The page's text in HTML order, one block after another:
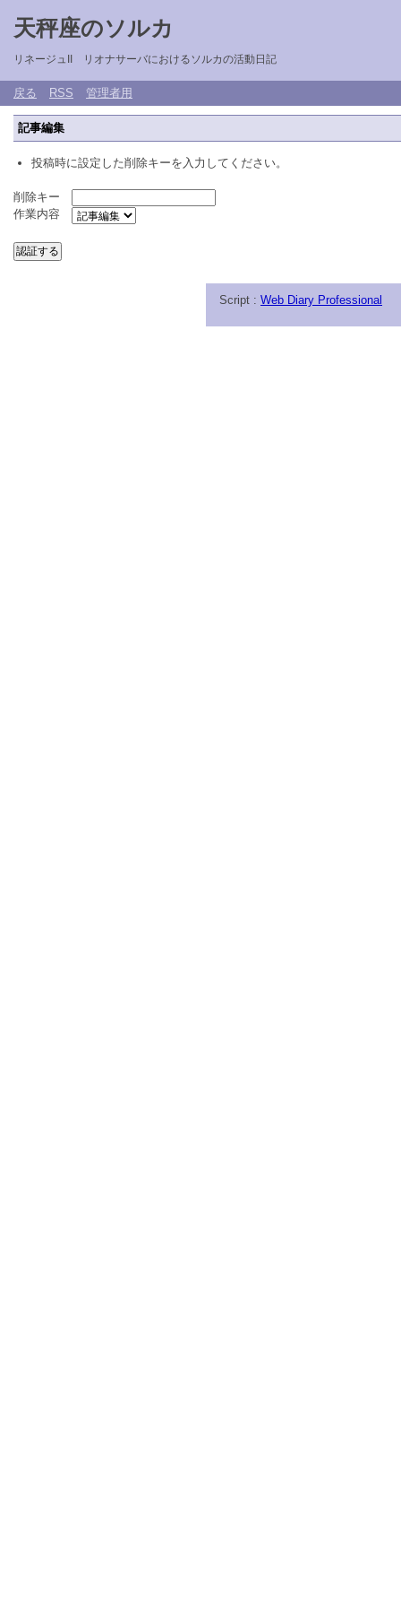
天秤座のソルカ
リネージュII リオナサーバにおけるソルカの活動日記
戻る RSS 管理者用
記事編集
投稿時に設定した削除キーを入力してください。
削除キー
作業内容
Script : Web Diary Professional